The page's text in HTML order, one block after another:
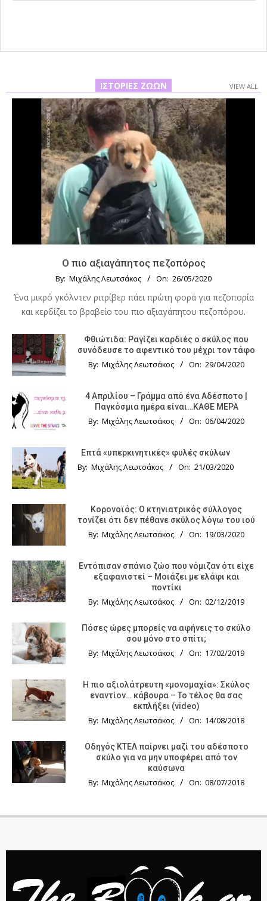
ΙΣΤΟΡΊΕΣ ΖΏΩΝ VIEW ALL
Ο πιο αξιαγάπητος πεζοπόρος
By: Μιχάλης Λεωτσάκος On: 26/05/2020
Ένα μικρό γκόλντεν ριτρίβερ πάει πρώτη φορά για πεζοπορία
και κερδίζει το βραβείο του πιο αξιαγάπητου πεζοπόρου.
Φθιώτιδα: Ραγίζει καρδιές ο σκύλος που
συνόδευσε το αφεντικό του μέχρι τον τάφο
By: Μιχάλης Λεωτσάκος On: 29/04/2020
4 Απριλίου – Γράμμα από ένα Αδέσποτο |
Παγκόσμια ημέρα είναι…ΚΑΘΕ ΜΕΡΑ
By: Μιχάλης Λεωτσάκος On: 06/04/2020
Επτά «υπερκινητικές» φυλές σκύλων
By: Μιχάλης Λεωτσάκος On: 21/03/2020
Κορονοϊός: Ο κτηνιατρικός σύλλογος
τονίζει ότι δεν πέθανε σκύλος λόγω του ιού
By: Μιχάλης Λεωτσάκος On: 19/03/2020
Εντόπισαν σπάνιο ζώο που νόμιζαν ότι είχε
εξαφανιστεί – Μοιάζει με ελάφι και
ποντίκι
By: Μιχάλης Λεωτσάκος On: 02/12/2019
Πόσες ώρες μπορείς να αφήνεις το σκύλο
σου μόνο στο σπίτι;
By: Μιχάλης Λεωτσάκος On: 17/02/2019
Η πιο αξιολάτρευτη «μονομαχία»: Σκύλος
εναντίον… κάβουρα – Το τέλος θα σας
εκπλήξει (video)
By: Μιχάλης Λεωτσάκος On: 14/08/2018
Οδηγός KTΕΛ παίρνει μαζί του αδέσποτο
σκύλο για να μην υποφέρει από τον
καύσωνα
By: Μιχάλης Λεωτσάκος On: 08/07/2018